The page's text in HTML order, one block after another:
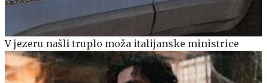
V jezeru našli truplo moža italijanske ministrice